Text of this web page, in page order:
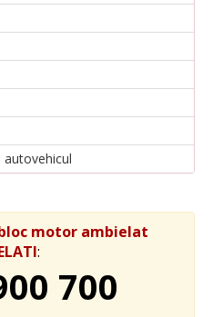
motor ambielat
:
700